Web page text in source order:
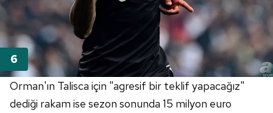
Orman'ın Talisca için "agresif bir teklif yapacağız"
dediği rakam ise sezon sonunda 15 milyon euro